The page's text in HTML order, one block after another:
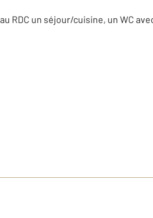
RDC un séjour/cuisine, un WC